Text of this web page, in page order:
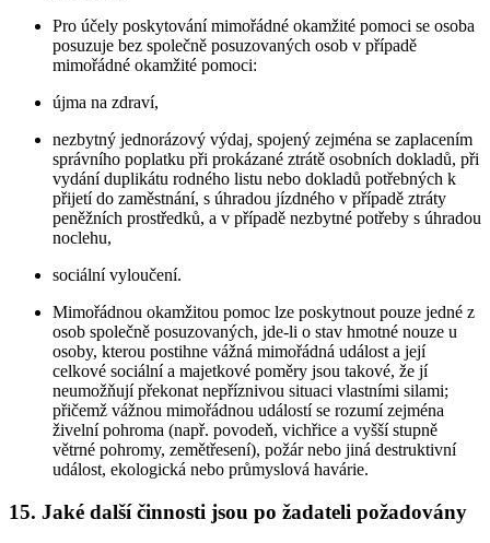
Pro účely poskytování mimořádné okamžité pomoci se osoba
posuzuje bez společně posuzovaných osob v případě
mimořádné okamžité pomoci:
újma na zdraví,
nezbytný jednorázový výdaj, spojený zejména se zaplacením
správního poplatku při prokázané ztrátě osobních dokladů, při
vydání duplikátu rodného listu nebo dokladů potřebných k
přijetí do zaměstnání, s úhradou jízdného v případě ztráty
peněžních prostředků, a v případě nezbytné potřeby s úhradou
noclehu,
sociální vyloučení.
Mimořádnou okamžitou pomoc lze poskytnout pouze jedné z
osob společně posuzovaných, jde-li o stav hmotné nouze u
osoby, kterou postihne vážná mimořádná událost a její
celkové sociální a majetkové poměry jsou takové, že jí
neumožňují překonat nepříznivou situaci vlastními silami;
přičemž vážnou mimořádnou událostí se rozumí zejména
živelní pohroma (např. povodeň, vichřice a vyšší stupně
větrné pohromy, zemětřesení), požár nebo jiná destruktivní
událost, ekologická nebo průmyslová havárie.
15. Jaké další činnosti jsou po žadateli požadovány